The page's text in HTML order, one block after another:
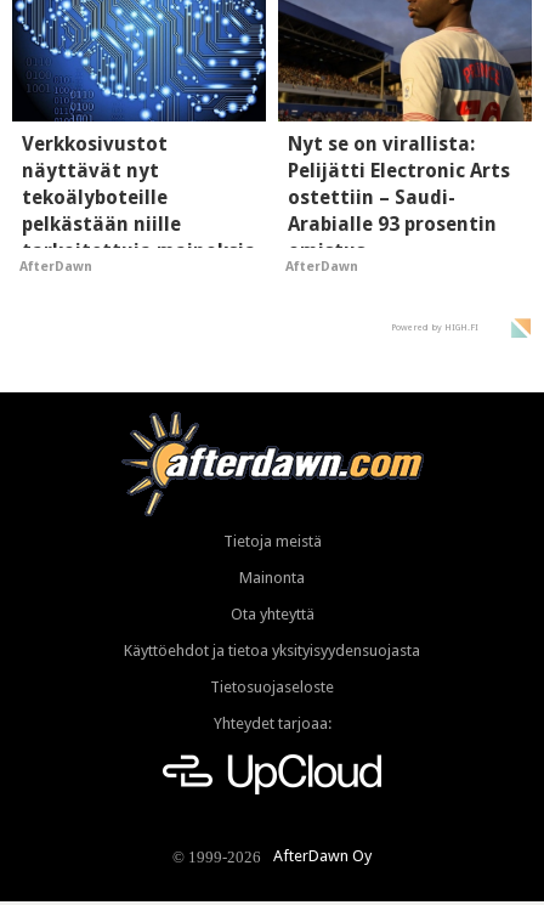
Verkkosivustot
näyttävät nyt
tekoälyboteille
pelkästään niille
tarkoitettuja mainoksia
- vaikuttaa tekoälyn
AfterDawn
Nyt se on virallista:
Pelijätti Electronic Arts
ostettiin – Saudi-
Arabialle 93 prosentin
omistus
AfterDawn
Powered by HIGH.FI
Tietoja meistä
Mainonta
Ota yhteyttä
Käyttöehdot ja tietoa yksityisyydensuojasta
Tietosuojaseloste
Yhteydet tarjoaa:
© 1999-2026 AfterDawn Oy